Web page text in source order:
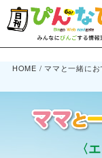
HOME / ママと一緒にお
〈